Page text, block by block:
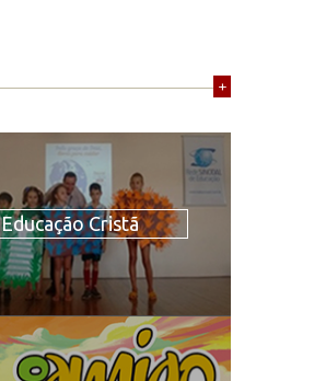
+
Educação Cristã